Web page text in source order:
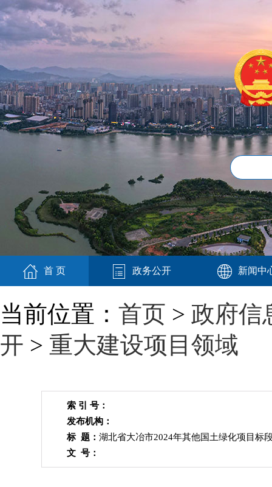
首 页 政务公开 新闻中
当前位置： 首页 > 政府信
开 > 重大建设项目领域
索 引 号：
发布机构：
标 题： 湖北省大冶市2024年其他国土绿化项目标
文 号：